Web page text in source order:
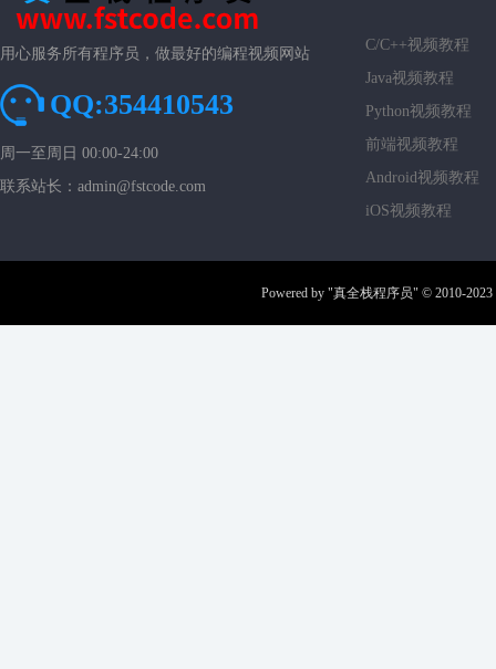
用心服务所有程序员，做最好的编程视频网站
QQ:354410543
周一至周日 00:00-24:00
联系站长：admin@fstcode.com
C/C++视频教程
Java视频教程
Python视频教程
前端视频教程
Android视频教程
iOS视频教程
Powered by "真全栈程序员" © 2010-2023